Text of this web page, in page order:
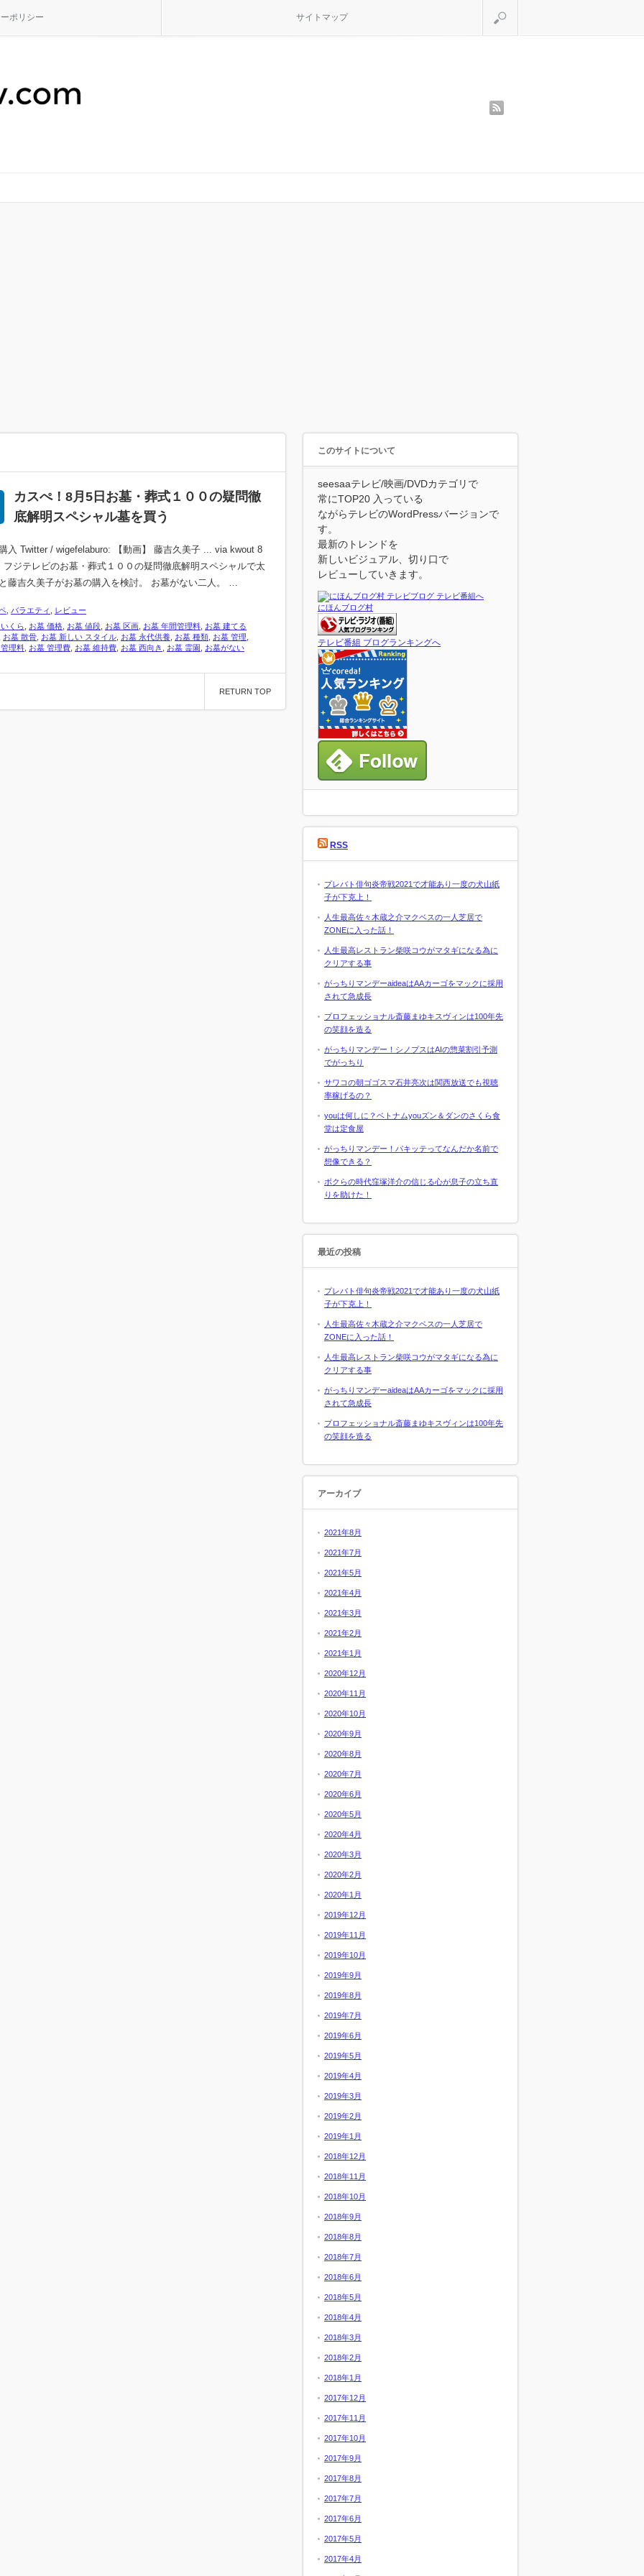
ポリシー サイトマップ
カスぺ！8月5日お墓・葬式１００の疑問徹
底解明スペシャル墓を買う
入 Twitter / wigefelaburo: 【動画】 藤吉久美子 ... via kwout 8
フジテレビのお墓・葬式１００の疑問徹底解明スペシャルで太
藤吉久美子がお墓の購入を検討。 お墓がない二人。 …
バラエティ
レビュー
くら
お墓 価格 お墓 値段 お墓 区画 お墓 年間管理料 お墓 建てる
お墓 散骨 お墓 新しい スタイル お墓 永代供養 お墓 種類 お墓 管理
理料 お墓 管理費 お墓 維持費 お墓 西向き お墓 霊園 お墓がない
RETURN TOP
このサイトについて
seesaaテレビ/映画/DVDカテゴリで
常にTOP20 入っている
ながらテレビのWordPressバージョンで
す。
最新のトレンドを
新しいビジュアル、切り口で
レビューしていきます。
にほんブログ村
テレビ番組 ブログランキングへ
RSS
プレバト俳句炎帝戦2021で才能あり一度の犬山紙
子が下克上！
人生最高佐々木蔵之介マクベスの一人芝居で
ZONEに入った話！
人生最高レストラン柴咲コウがマタギになる為に
クリアする事
がっちりマンデーaideaはAAカーゴをマックに採用
されて急成長
プロフェッショナル斎藤まゆキスヴィンは100年先
の笑顔を造る
がっちりマンデー！シノプスはAIの惣菜割引予測
でがっちり
サワコの朝ゴゴスマ石井亮次は関西放送でも視聴
率稼げるの？
youは何しに？ベトナムyouズン＆ダンのさくら食
堂は定食屋
がっちりマンデー！パキッテってなんだか名前で
想像できる？
ボクらの時代窪塚洋介の信じる心が息子の立ち直
りを助けた！
最近の投稿
プレバト俳句炎帝戦2021で才能あり一度の犬山紙
子が下克上！
人生最高佐々木蔵之介マクベスの一人芝居で
ZONEに入った話！
人生最高レストラン柴咲コウがマタギになる為に
クリアする事
がっちりマンデーaideaはAAカーゴをマックに採用
されて急成長
プロフェッショナル斎藤まゆキスヴィンは100年先
の笑顔を造る
アーカイブ
2021年8月
2021年7月
2021年5月
2021年4月
2021年3月
2021年2月
2021年1月
2020年12月
2020年11月
2020年10月
2020年9月
2020年8月
2020年7月
2020年6月
2020年5月
2020年4月
2020年3月
2020年2月
2020年1月
2019年12月
2019年11月
2019年10月
2019年9月
2019年8月
2019年7月
2019年6月
2019年5月
2019年4月
2019年3月
2019年2月
2019年1月
2018年12月
2018年11月
2018年10月
2018年9月
2018年8月
2018年7月
2018年6月
2018年5月
2018年4月
2018年3月
2018年2月
2018年1月
2017年12月
2017年11月
2017年10月
2017年9月
2017年8月
2017年7月
2017年6月
2017年5月
2017年4月